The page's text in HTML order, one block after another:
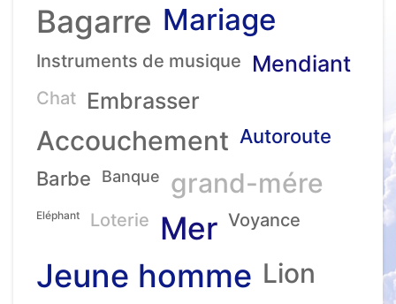
Bagarre Mariage
Instruments de musique Mendiant
Chat Embrasser
Accouchement Autoroute
Barbe
Banque grand-mére
Eléphant Loterie Mer Voyance
Jeune homme Lion